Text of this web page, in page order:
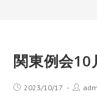
関東例会10
2023/10/17